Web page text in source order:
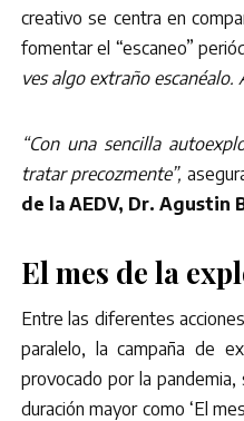
creativo se centra en
fomentar el “escaneo”
ves algo extraño
“Con una sencilla
tratar precozmente”,
de la AEDV, Dr. Agustin
El mes de la
Entre las diferentes
paralelo, la campaña de
provocado por la
duración mayor como ‘El